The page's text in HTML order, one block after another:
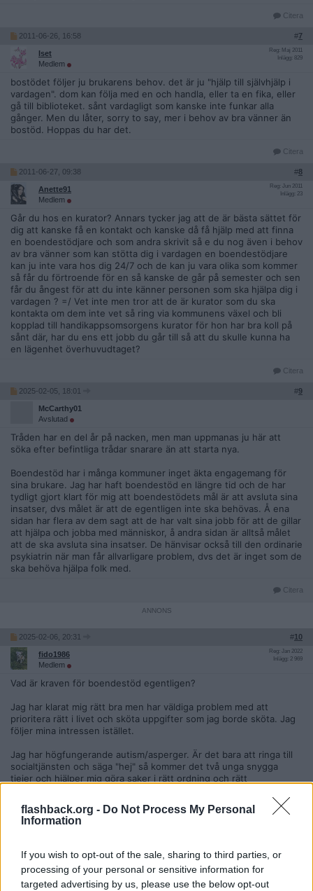
flashback.org - Do Not Process My Personal
Information
If you wish to opt-out of the sale, sharing to third parties, or
processing of your personal or sensitive information for
targeted advertising by us, please use the below opt-out
Citera
2011-06-26, 16:58 #7
Iset
Medlem
Reg: Maj 2011
Inlägg: 829
bostödet följer ju brukarens behov. det är ju "hjälp till självhjälp i
vardagen". dom kan följa med en och handla, eller ta en fika, eller
gå till biblioteket. sånt vardagligt som kanske inte funkar alla
gånger. Men du låter, sorry to say, mer i behov av bra vänner än
bostöd. Hoppas du har det.
Citera
2011-06-27, 09:38 #8
Anette91
Medlem
Reg: Jun 2011
Inlägg: 23
Går du hos en kurator? Annars tycker jag att de är bästa sättet för
dig att kanske få en kontakt och kanske då få hjälp med att finna
en boendestödjare och som andra skrivit så e du nog även i behov
av bra vänner som kan stötta dig i vardagen en boendestödjare
kan ju inte vara hos dig 24/7 och de kan ju vara olika som kommer
så får du förtroende för en så kanske de går på semester och sen
får du ångest för att du inte känner personen som ska hjälpa dig i
vardagen ? =/ Vet inte men tror att de är kurator som du ska
kontakta om dem inte vet så ring via kommunens växel och bli
kopplad till handikappsomsorgens kurator för hon har bra koll på
sånt där, har du ens ett jobb du går till så att du skulle kunna ha
en lägenhet överhuvudtaget?
Citera
2025-02-05, 18:01 #9
McCarthy01
Avslutad
Tråden har en del år på nacken, men man uppmanas ju här att
söka efter befintliga trådar snarare än att starta nya.
Boendestöd har i många kommuner inget äkta engagemang för
sina brukare. Jag har haft boendestöd en längre tid och de har
tydligt gjort klart för mig att boendestödets mål är att avsluta sina
insatser, dvs målet är att de egentligen inte ska behövas. Å ena
sidan har flera av dem sagt att de har valt sina jobb för att de gillar
att hjälpa och jobba med människor, å andra sidan är alltså målet
att de ska avsluta sina insatser. De hänvisar också till den ordinarie
psykiatrin när man får allvarligare problem, dvs det är inget som de
ska behöva hjälpa folk med.
Citera
2025-02-06, 20:31 #10
fido1986
Medlem
Reg: Jan 2022
Inlägg: 2 969
Vad är kraven för boendestöd egentligen?
Jag har klarat mig rätt bra men har väldiga problem med att
prioritera rätt i livet och sköta uppgifter som jag borde sköta. Jag
följer mina intressen istället.
Jag har högfungerande autism/asperger. Är det bara att ringa till
socialtjänsten och säga "hej" så kommer det två unga snygga
tjejer och hjälper mig göra saker i rätt ordning och rätt
Citera
Gargolius
Bannlyst
Citat: